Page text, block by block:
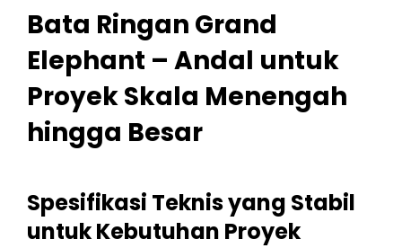
Bata Ringan Grand
Elephant – Andal untuk
Proyek Skala Menengah
hingga Besar
Spesifikasi Teknis yang Stabil
untuk Kebutuhan Proyek